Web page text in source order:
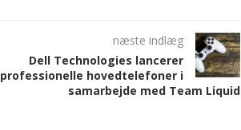
næste indlæg
Dell Technologies lancerer
professionelle hovedtelefoner i
samarbejde med Team Liquid